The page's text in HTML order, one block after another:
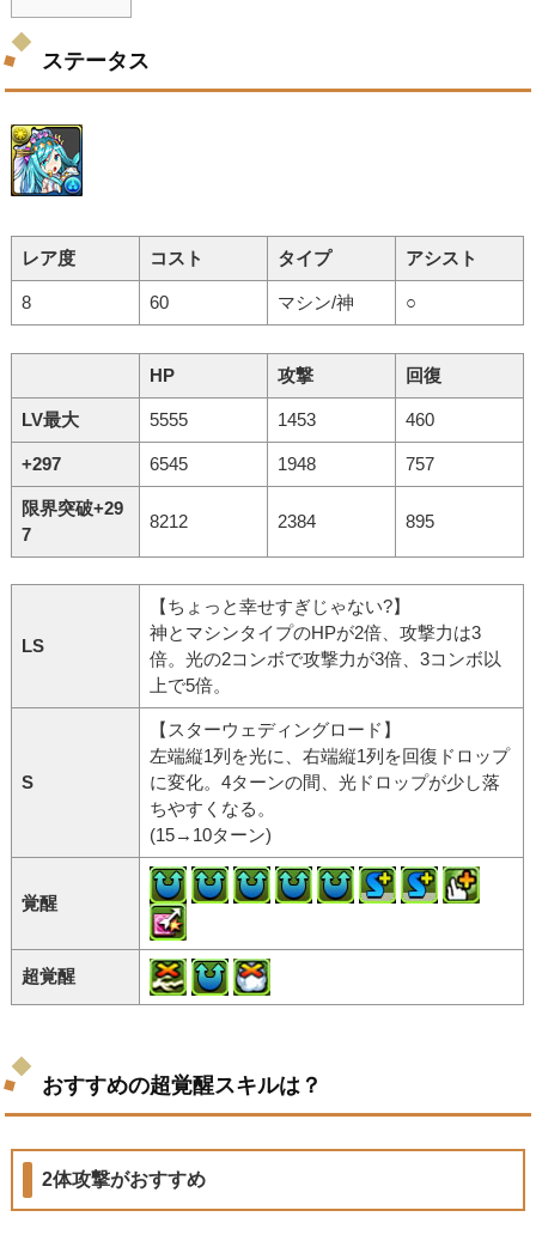
ステータス
レア度 コスト タイプ アシスト
8 60 マシン/神 ○
HP 攻撃 回復
LV最大 5555 1453 460
+297 6545 1948 757
限界突破+29
7
8212 2384 895
LS
【ちょっと幸せすぎじゃない?】
神とマシンタイプのHPが2倍、攻撃力は3
倍。光の2コンボで攻撃力が3倍、3コンボ以
上で5倍。
S
【スターウェディングロード】
左端縦1列を光に、右端縦1列を回復ドロップ
に変化。4ターンの間、光ドロップが少し落
ちやすくなる。
(15→10ターン)
覚醒
超覚醒
おすすめの超覚醒スキルは？
2体攻撃がおすすめ